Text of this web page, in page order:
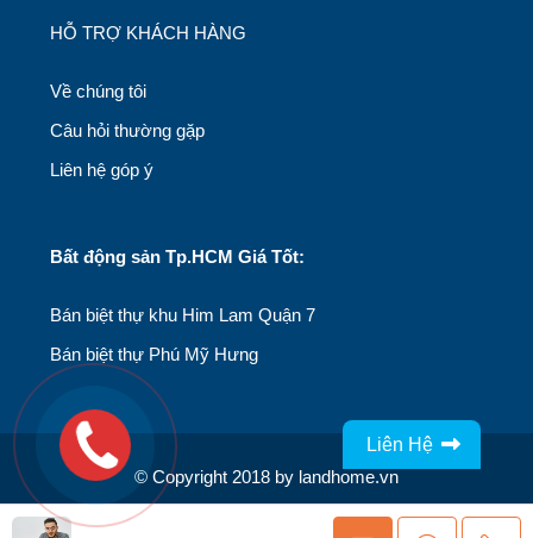
HỖ TRỢ KHÁCH HÀNG
Về chúng tôi
Câu hỏi thường gặp
Liên hệ góp ý
Bất động sản Tp.HCM Giá Tốt:
Bán biệt thự khu Him Lam Quận 7
Bán biệt thự Phú Mỹ Hưng
© Copyright 2018 by landhome.vn
Liên Hệ